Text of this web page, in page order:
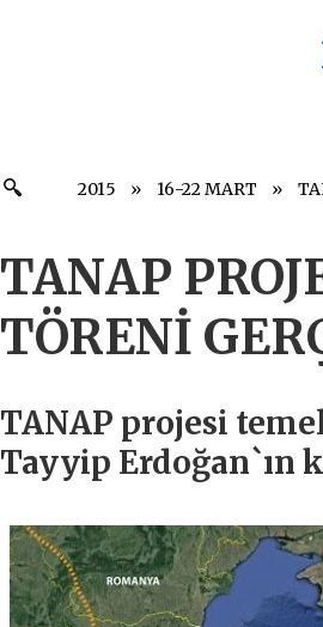
2015 16-22 MART
TANAP
TÖRENİ
TANAP projesi
Tayyip Erdoğan`ın